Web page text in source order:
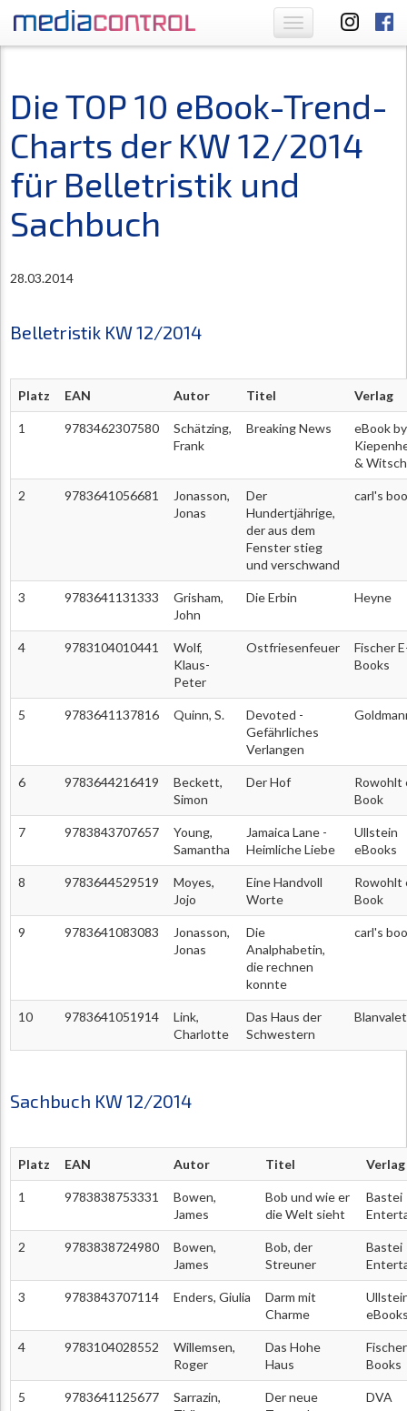
Toggle
navigation
Die TOP 10 eBook-Trend-
Charts der KW 12/2014
für Belletristik und
Sachbuch
28.03.2014
Belletristik KW 12/2014
Platz EAN Autor Titel Verlag
1 9783462307580
Schätzing,
Frank
Breaking News
eBook by
& Witsch
2 9783641056681
Jonasson,
Jonas
Der
Hundertjährige,
der aus dem
Fenster stieg
und verschwand
carl's
3 9783641131333
Grisham,
John
Die Erbin Heyne
4 9783104010441
Wolf,
Klaus-
Peter
Ostfriesenfeuer
Fischer
Books
5 9783641137816 Quinn, S.
Devoted -
Gefährliches
Verlangen
6 9783644216419
Beckett,
Simon
Der Hof
Rowohlt
Book
7 9783843707657
Young,
Samantha
Jamaica Lane -
Heimliche Liebe
Ullstein
eBooks
8 9783644529519
Moyes,
Jojo
Eine Handvoll
Worte
Rowohlt
Book
9 9783641083083
Jonasson,
Jonas
Die
Analphabetin,
die rechnen
konnte
carl's
10 9783641051914
Link,
Charlotte
Das Haus der
Schwestern
Blanvalet
Sachbuch KW 12/2014
Platz EAN Autor Titel Verlag
1 9783838753331
Bowen,
James
Bob und wie er
die Welt sieht
Bastei
2 9783838724980
Bowen,
James
Bob, der
Streuner
Bastei
3 9783843707114 Enders, Giulia
Darm mit
Charme
4 9783104028552
Willemsen,
Roger
Das Hohe
Haus
Books
5 9783641125677
Sarrazin,
Der neue
DVA